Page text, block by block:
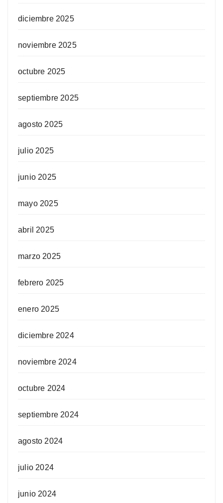
diciembre 2025
noviembre 2025
octubre 2025
septiembre 2025
agosto 2025
julio 2025
junio 2025
mayo 2025
abril 2025
marzo 2025
febrero 2025
enero 2025
diciembre 2024
noviembre 2024
octubre 2024
septiembre 2024
agosto 2024
julio 2024
junio 2024